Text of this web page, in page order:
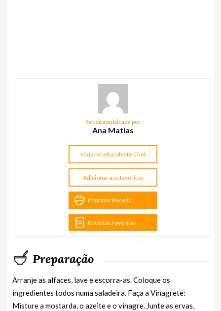
Receita publicada por
Ana Matias
Mais receitas deste Chef
Adicionar aos favoritos
Imprimir Receita
Receitas Favoritas
Preparação
Arranje as alfaces, lave e escorra-as. Coloque os
ingredientes todos numa saladeira. Faça a Vinagrete:
Misture a mostarda, o azeite e o vinagre. Junte as ervas,